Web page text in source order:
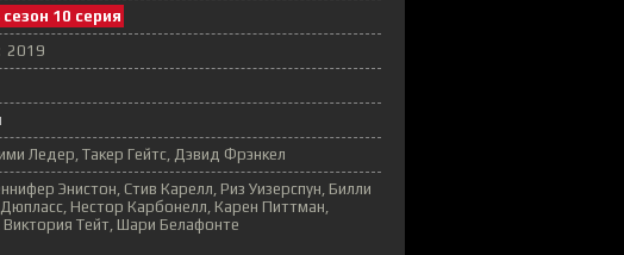
сезон 10 серия
2019
Ледер, Такер Гейтс, Дэвид Фрэнкел
Энистон, Стив Карелл, Риз Уизерспун, Билли
Нестор Карбонелл, Карен Питтман,
Тейт, Шари Белафонте